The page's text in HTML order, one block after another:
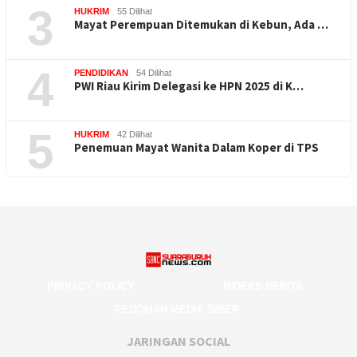
3 HUKRIM 55 Dilihat
Mayat Perempuan Ditemukan di Kebun, Ada …
4 PENDIDIKAN 54 Dilihat
PWI Riau Kirim Delegasi ke HPN 2025 di K…
5 HUKRIM 42 Dilihat
Penemuan Mayat Wanita Dalam Koper di TPS
JARINGAN SOCIAL